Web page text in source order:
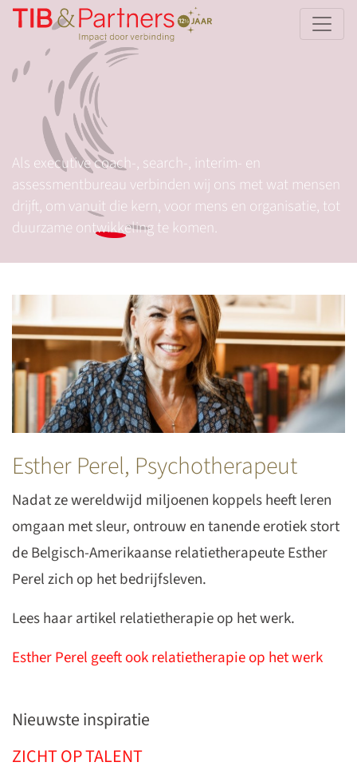
Als executive coach-, search-, interim- en
assessmentbureau verbinden wij ons met wat mensen
drijft, om vanuit die kern, voor mens en organisatie, tot
duurzame ontwikkeling te komen.
Esther Perel, Psychotherapeut
Nadat ze wereldwijd miljoenen koppels heeft leren
omgaan met sleur, ontrouw en tanende erotiek stort
de Belgisch-Amerikaanse relatietherapeute Esther
Perel zich op het bedrijfsleven.
Lees haar artikel relatietherapie op het werk.
Esther Perel geeft ook relatietherapie op het werk
Nieuwste inspiratie
ZICHT OP TALENT